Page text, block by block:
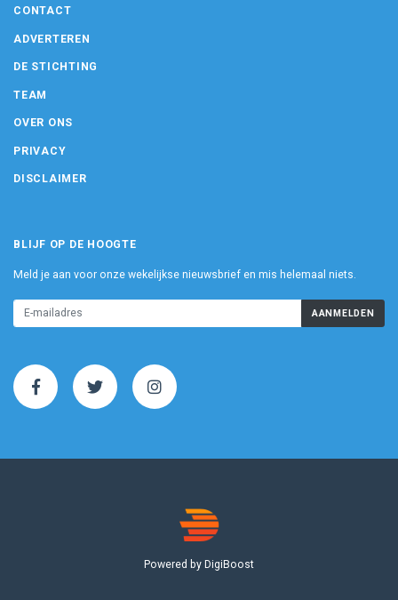
CONTACT
ADVERTEREN
DE STICHTING
TEAM
OVER ONS
PRIVACY
DISCLAIMER
BLIJF OP DE HOOGTE
Meld je aan voor onze wekelijkse nieuwsbrief en mis helemaal niets.
AANMELDEN
Powered by DigiBoost